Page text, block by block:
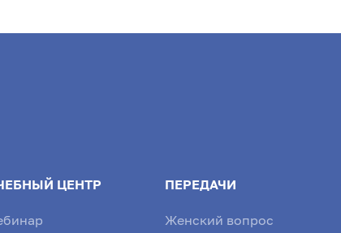
ЦЕНТР ПЕРЕДАЧИ
Женский вопрос